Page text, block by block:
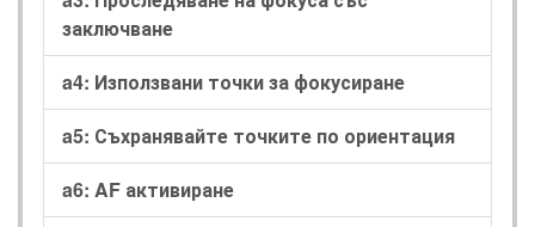
заключване
a4: Използвани точки за фокусиране
a5: Съхранявайте точките по ориентация
a6: AF активиране